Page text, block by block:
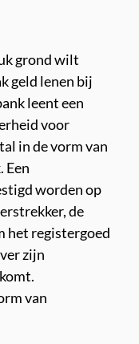
grond wilt
geld lenen bij
leent een
voor
in de vorm van
Een
worden op
de
het registergoed
zijn
van